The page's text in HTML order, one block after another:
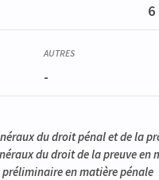
6
-
du droit pénal et de la
du droit de la preuve en
en matière pénale